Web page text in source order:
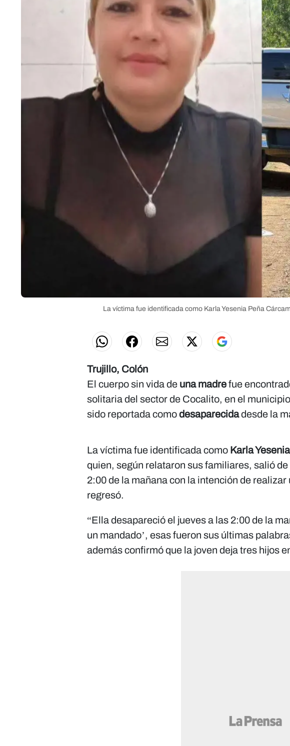
La víctima fue identificada como Karla Yesenia Peña
Trujillo, Colón
El cuerpo sin vida de una madrefue
solitaria del sector de Cocalito, en el
sido reportada comodesaparecidadesde la
La víctima fue identificada como Karla
quien, según relataron sus familiares, salió
2:00 de la mañana con la intención de
regresó.
“Ella desapareció el jueves a las 2:00 de la
un mandado’, esas fueron sus últimas
además confirmó que la joven deja tres hijos